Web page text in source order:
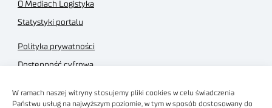
W ramach naszej witryny stosujemy pliki cookies w celu świadczenia
Państwu usług na najwyższym poziomie, w tym w sposób dostosowany do
O Mediach Logistyka
Statystyki portalu
Polityka prywatności
Dostępność cyfrowa
Regulamin sklepu